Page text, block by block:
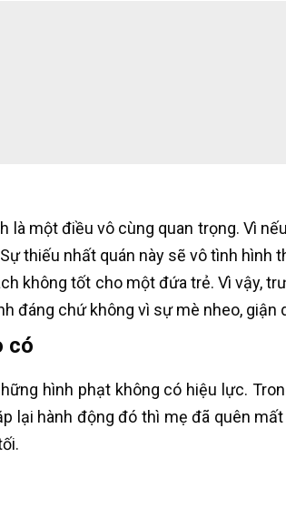
là một điều vô cùng quan trọng. Vì
thiếu nhất quán này sẽ vô tình
không tốt cho một đứa trẻ. Vì vậy,
đáng chứ không vì sự mè nheo, giận
có
hình phạt không có hiệu lực.
lại hành động đó thì mẹ đã quên